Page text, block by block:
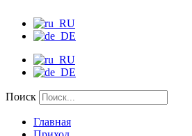
Поиск
Главная